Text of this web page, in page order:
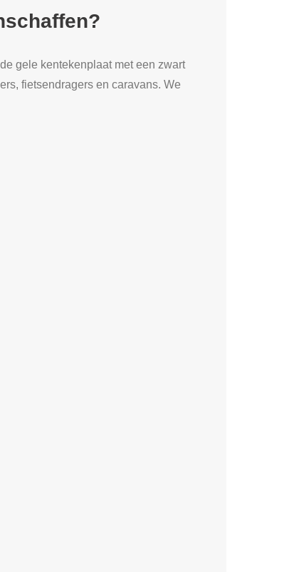
gele kentekenplaat met een zwart
fietsendragers en caravans. We